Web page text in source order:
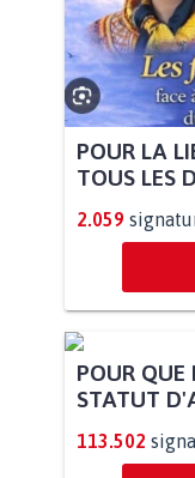
POUR LA
TOUS LES
2.059